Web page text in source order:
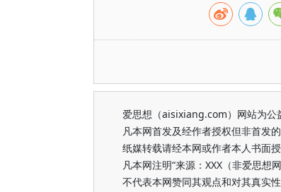
爱思想（aisixiang.com）网站为公
凡本网首发及经作者授权但非首发
纸媒转载请经本网或作者本人书面授
凡本网注明“来源：XXX（非爱思
不代表本网赞同其观点和对其真实